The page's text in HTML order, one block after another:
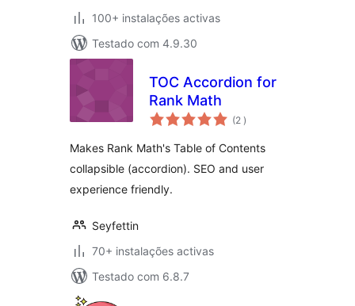
100+ instalações activas
Testado com 4.9.30
TOC Accordion for
Rank Math
(2 classificações
)
Makes Rank Math's Table of Contents
collapsible (accordion). SEO and user
experience friendly.
Seyfettin
70+ instalações activas
Testado com 6.8.7